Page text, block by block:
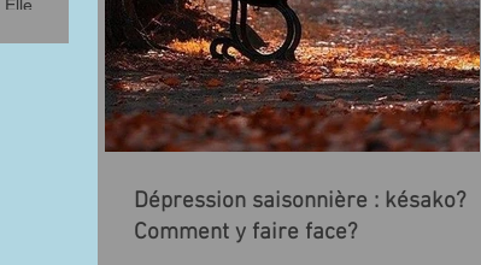
Dépression saisonnière : késako?
Comment y faire face?